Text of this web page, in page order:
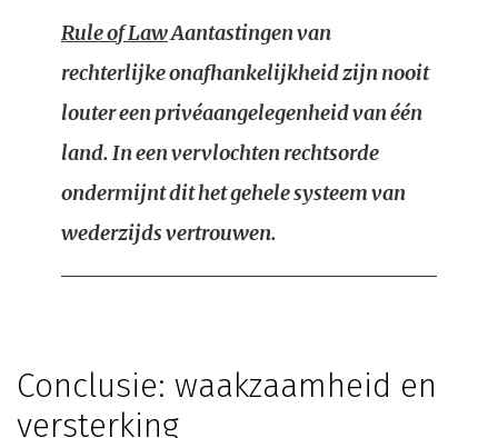
Rule of LawAantastingen van
rechterlijke onafhankelijkheid zijn nooit
louter een privéaangelegenheid van één
land. In een vervlochten rechtsorde
ondermijnt dit het gehele systeem van
wederzijds vertrouwen.
Conclusie: waakzaamheid en
versterking